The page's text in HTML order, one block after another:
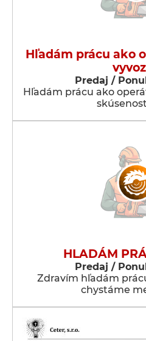
Hľadám prácu ako
Predaj /
Hľadám prácu ako
HLADÁM
Predaj /
Zdravím hľadám
chystáme